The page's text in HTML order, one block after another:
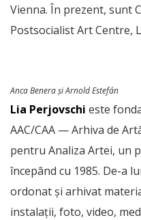
Vienna. În prezent, sunt
Postsocialist Art Centre,
Anca Benera și Arnold Estefán
Lia Perjovschi este
AAC/CAA — Arhiva de
pentru Analiza Artei, un
începând cu 1985. De-a
ordonat și arhivat
instalații, foto, video,